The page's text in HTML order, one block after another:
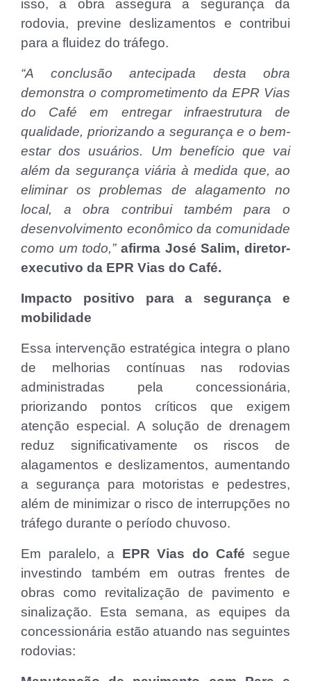
isso, a obra assegura a segurança da
rodovia, previne deslizamentos e contribui
para a fluidez do tráfego.
“A conclusão antecipada desta obra
demonstra o comprometimento da EPR Vias
do Café em entregar infraestrutura de
qualidade, priorizando a segurança e o bem-
estar dos usuários. Um benefício que vai
além da segurança viária à medida que, ao
eliminar os problemas de alagamento no
local, a obra contribui também para o
desenvolvimento econômico da comunidade
como um todo,”afirma José Salim, diretor-
executivo da EPR Vias do Café.
Impacto positivo para a segurança e
mobilidade
Essa intervenção estratégica integra o plano
de melhorias contínuas nas rodovias
administradas pela concessionária,
priorizando pontos críticos que exigem
atenção especial. A solução de drenagem
reduz significativamente os riscos de
alagamentos e deslizamentos, aumentando
a segurança para motoristas e pedestres,
além de minimizar o risco de interrupções no
tráfego durante o período chuvoso.
Em paralelo, a EPR Vias do Café segue
investindo também em outras frentes de
obras como revitalização de pavimento e
sinalização. Esta semana, as equipes da
concessionária estão atuando nas seguintes
rodovias: